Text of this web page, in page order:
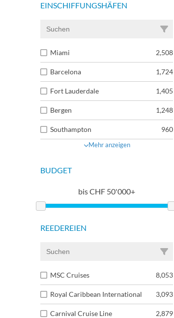
EINSCHIFFUNGSHÄFEN
Miami 2,508
Barcelona 1,724
Fort Lauderdale 1,405
Bergen 1,248
Southampton 960
Mehr anzeigen
BUDGET
bisCHF 50'000+
REEDEREIEN
MSC Cruises 8,053
Royal Caribbean International 3,093
Carnival Cruise Line 2,879